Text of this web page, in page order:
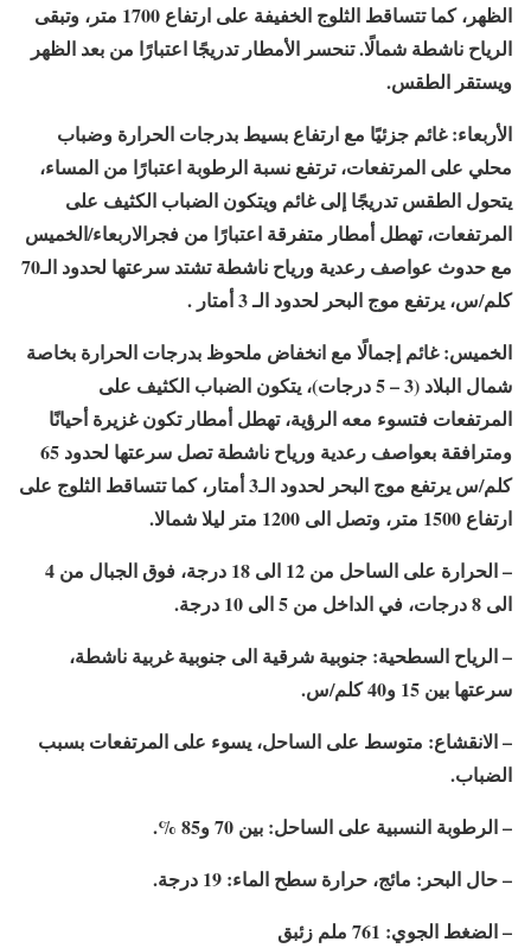
الظهر، كما تتساقط الثلوج الخفيفة على ارتفاع 1700 متر، وتبقى
الرياح ناشطة شمالًا. تنحسر الأمطار تدريجًا اعتبارًا من بعد الظهر
ويستقر الطقس.
الأربعاء: غائم جزئيًا مع ارتفاع بسيط بدرجات الحرارة وضباب
محلي على المرتفعات، ترتفع نسبة الرطوبة اعتبارًا من المساء،
يتحول الطقس تدريجًا إلى غائم ويتكون الضباب الكثيف على
المرتفعات، تهطل أمطار متفرقة اعتبارًا من فجرالاربعاء/الخميس
مع حدوث عواصف رعدية ورياح ناشطة تشتد سرعتها لحدود الـ70
كلم/س، يرتفع موج البحر لحدود الـ 3 أمتار .
الخميس: غائم إجمالًا مع انخفاض ملحوظ بدرجات الحرارة بخاصة
شمال البلاد (3 – 5 درجات)، يتكون الضباب الكثيف على
المرتفعات فتسوء معه الرؤية، تهطل أمطار تكون غزيرة أحيانًا
ومترافقة بعواصف رعدية ورياح ناشطة تصل سرعتها لحدود 65
كلم/س يرتفع موج البحر لحدود الـ3 أمتار، كما تتساقط الثلوج على
ارتفاع 1500 متر، وتصل الى 1200 متر ليلا شمالا.
– الحرارة على الساحل من 12 الى 18 درجة، فوق الجبال من 4
الى 8 درجات، في الداخل من 5 الى 10 درجة.
– الرياح السطحية: جنوبية شرقية الى جنوبية غربية ناشطة،
سرعتها بين 15 و40 كلم/س.
– الانقشاع: متوسط على الساحل، يسوء على المرتفعات بسبب
الضباب.
– الرطوبة النسبية على الساحل: بين 70 و85 %.
– حال البحر: مائج، حرارة سطح الماء: 19 درجة.
– الضغط الجوي: 761 ملم زئبق